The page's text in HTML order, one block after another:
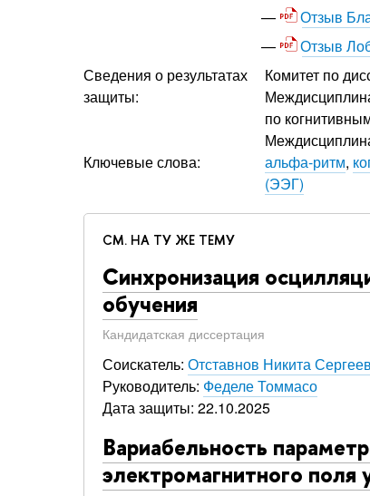
Отзыв
Отзыв
Сведения о результатах
защиты:
Комитет по
по
Ключевые слова:
альфа-ритм,
(ЭЭГ)
СМ. НА ТУ ЖЕ ТЕМУ
Синхронизация
обучения
Кандидатская диссертация
Соискатель: Отставнов Никита
Руководитель: Феделе Томмасо
Дата защиты: 22.10.2025
Вариабельность
электромагнитного